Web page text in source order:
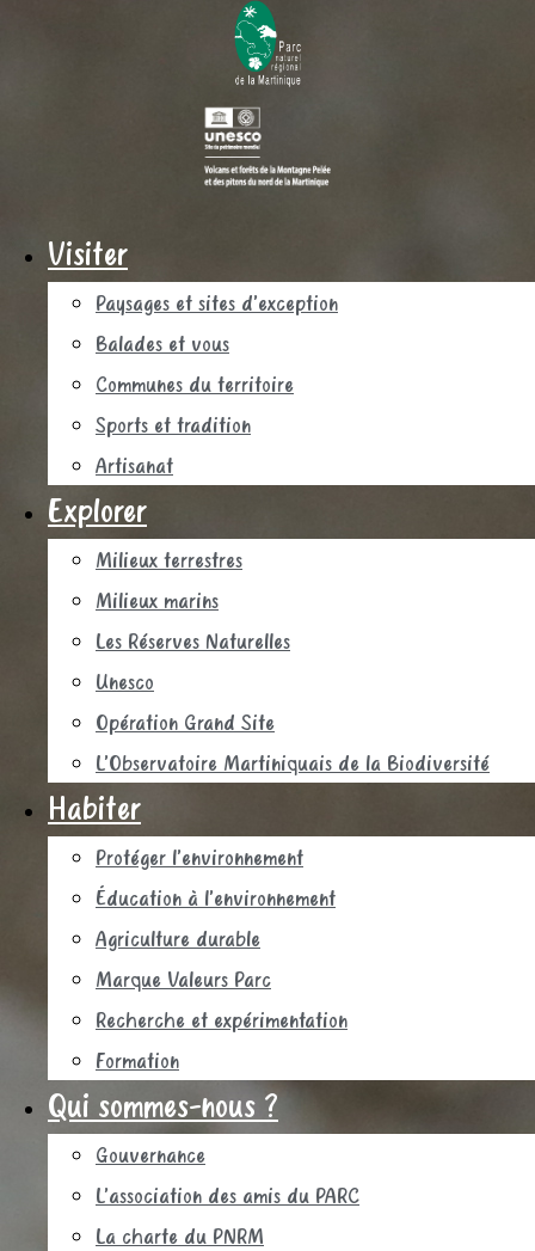
Visiter
Paysages et sites d’exception
Balades et vous
Communes du territoire
Sports et tradition
Artisanat
Explorer
Milieux terrestres
Milieux marins
Les Réserves Naturelles
Unesco
Opération Grand Site
L’Observatoire Martiniquais de la Biodiversité
Habiter
Protéger l’environnement
Éducation à l’environnement
Agriculture durable
Marque Valeurs Parc
Recherche et expérimentation
Formation
Qui sommes-nous ?
Gouvernance
L’association des amis du PARC
La charte du PNRM